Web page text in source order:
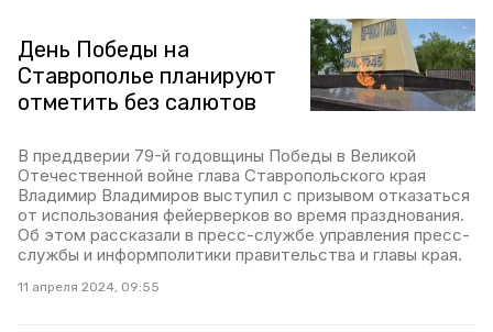
День Победы на
Ставрополье планируют
отметить без салютов
В преддверии 79-й годовщины Победы в Великой
Отечественной войне глава Ставропольского края
Владимир Владимиров выступил с призывом отказаться
от использования фейерверков во время празднования.
Об этом рассказали в пресс-службе управления пресс-
службы и информполитики правительства и главы края.
11 апреля 2024, 09:55